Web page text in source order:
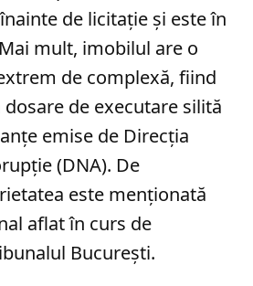
de licitație și este în
mult, imobilul are o
de complexă, fiind
de executare silită
emise de Direcția
(DNA). De
este menționată
aflat în curs de
București.